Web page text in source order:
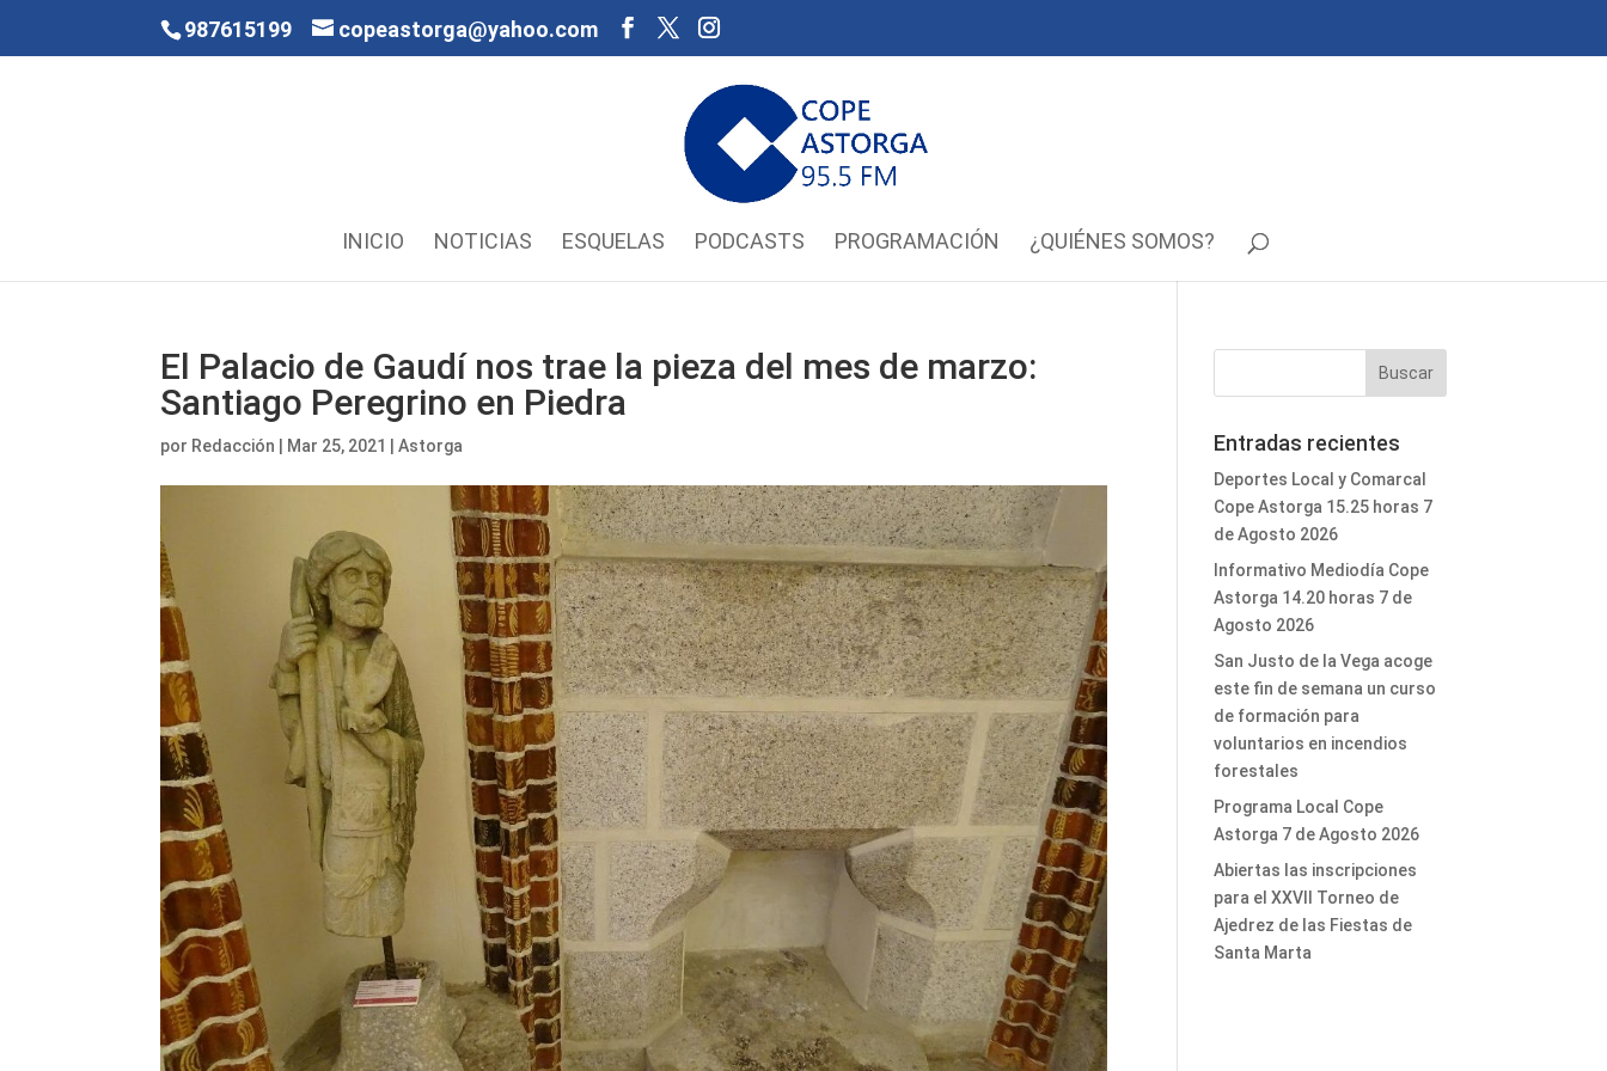
987615199 copeastorga@yahoo.com
INICIO NOTICIAS ESQUELAS PODCASTS PROGRAMACIÓN ¿QUIÉNES SOMOS?
El Palacio de Gaudí nos trae la pieza del mes de marzo:
Santiago Peregrino en Piedra
por Redacción Mar 25, 2021 |Astorga Entradas recientes
Deportes Local y Comarcal
Cope Astorga 15.25 horas 7
de Agosto 2026
Informativo Mediodía Cope
Astorga 14.20 horas 7 de
Agosto 2026
San Justo de la Vega acoge
este fin de semana un curso
de formación para
voluntarios en incendios
forestales
Programa Local Cope
Astorga 7 de Agosto 2026
Abiertas las inscripciones
para el XXVII Torneo de
Ajedrez de las Fiestas de
Santa Marta